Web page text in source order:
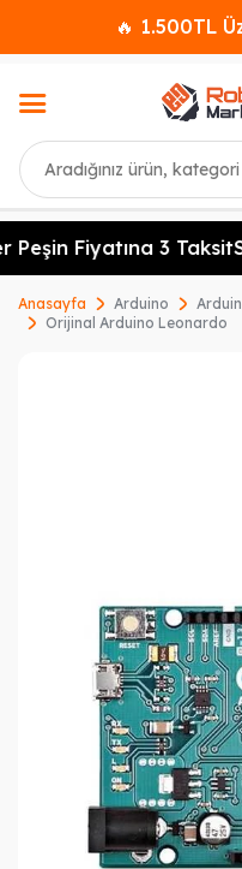
🔥 1.500TL
Ara
Fiyatına 3 Taksit
Anasayfa Arduino
Orijinal Arduino Leonardo